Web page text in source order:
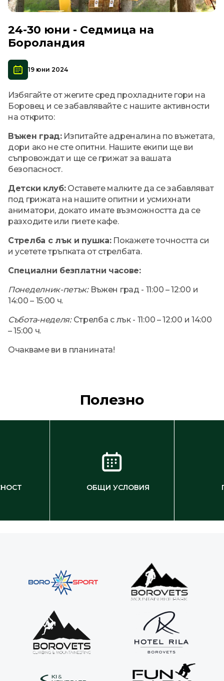
24-30 юни - Седмица на
Бороландия
19 юни 2024
Избягайте от жегите сред прохладните гори на
Боровец и се забавлявайте с нашите активности
на открито:
Въжен град:Изпитайте адреналина по въжетата,
дори ако не сте опитни. Нашите екипи ще ви
съпровождат и ще се грижат за вашата
безопасност.
Детски клуб:Оставете малките да се забавляват
под грижата на нашите опитни и усмихнати
аниматори, докато имате възможността да се
разходите или пиете кафе.
Стрелба с лък и пушка:Покажете точността си
и усетете тръпката от стрелбата.
Специални безплатни часове:
Понеделник-петък:Въжен град - 11:00 – 12:00 и
14:00 – 15:00 ч.
Събота-неделя:Стрелба с лък - 11:00 – 12:00 и 14:00
– 15:00 ч.
Очакваме ви в планината!
Полезно
ОБЩИ УСЛОВИЯ